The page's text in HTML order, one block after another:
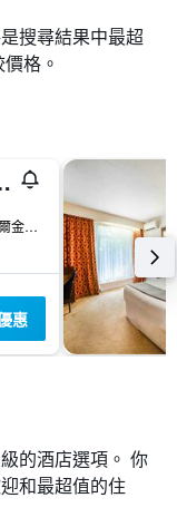
搜尋結果中最超
格。
A25 Reigate Road, 多爾金, 英國
惠
的酒店選項。 你
和最超值的住